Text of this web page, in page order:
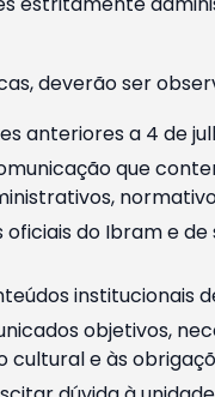
deverão ser
anteriores a 4 de
que
do Ibram e
institucionais
objetivos,
e às